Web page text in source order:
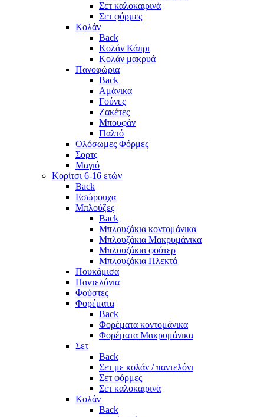
Σετ καλοκαιρινά
Σετ φόρμες
Κολάν
Back
Κολάν Κάπρι
Κολάν μακρυά
Πανοφώρια
Back
Αμάνικα
Γούνες
Ζακέτες
Μπουφάν
Παλτό
Ολόσωμες Φόρμες
Σορτς
Μαγιό
Κορίτσι 6-16 ετών
Back
Εσώρουχα
Μπλούζες
Back
Μπλουζάκια κοντομάνικα
Μπλουζάκια Μακρυμάνικα
Μπλουζάκια φούτερ
Μπλουζάκια Πλεκτά
Πουκάμισα
Παντελόνια
Φούστες
Φορέματα
Back
Φορέματα κοντομάνικα
Φορέματα Μακρυμάνικα
Σετ
Back
Σετ με κολάν / παντελόνι
Σετ φόρμες
Σετ καλοκαιρινά
Κολάν
Back